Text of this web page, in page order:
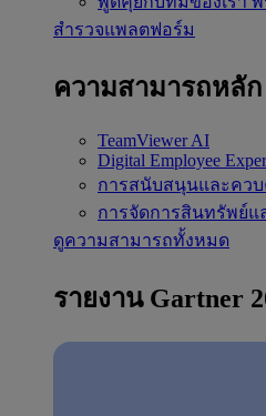
สำรวจแพลตฟอร์ม
ความสามารถหลัก
TeamViewer AI
Digital Employee
การสนับสนุนและควบ
การจัดการสินทรัพย์แ
ดูความสามารถทั้งหมด
รายงาน Gartner